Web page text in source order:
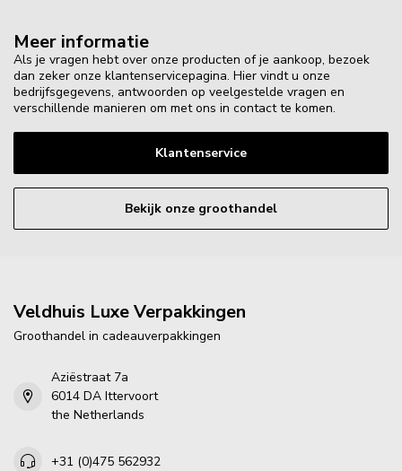
Meer informatie
Als je vragen hebt over onze producten of je aankoop, bezoek
dan zeker onze klantenservicepagina. Hier vindt u onze
bedrijfsgegevens, antwoorden op veelgestelde vragen en
verschillende manieren om met ons in contact te komen.
Klantenservice
Bekijk onze groothandel
Veldhuis Luxe Verpakkingen
Groothandel in cadeauverpakkingen
Aziëstraat 7a
6014 DA Ittervoort
the Netherlands
+31 (0)475 562932